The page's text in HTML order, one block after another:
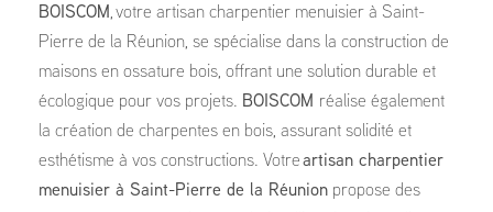
BOISCOM, votre artisan charpentier menuisier à Saint-
Pierre de la Réunion, se spécialise dans la construction de
maisons en ossature bois, offrant une solution durable et
écologique pour vos projets. BOISCOM réalise également
la création de charpentes en bois, assurant solidité et
esthétisme à vos constructions. Votre artisan charpentier
menuisier à Saint-Pierre de la Réunion propose des